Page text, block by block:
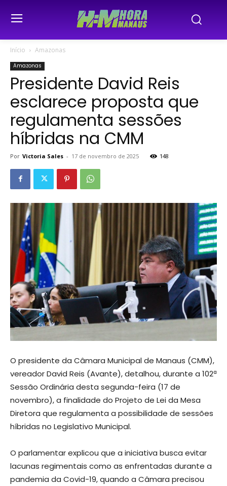
Início Amazonas
Amazonas
Presidente David Reis
esclarece proposta que
regulamenta sessões
híbridas na CMM
Por Victoria Sales - 17 de novembro de 2025 148
O presidente da Câmara Municipal de Manaus (CMM),
vereador David Reis (Avante), detalhou, durante a 102ª
Sessão Ordinária desta segunda-feira (17 de
novembro), a finalidade do Projeto de Lei da Mesa
Diretora que regulamenta a possibilidade de sessões
híbridas no Legislativo Municipal.
O parlamentar explicou que a iniciativa busca evitar
lacunas regimentais como as enfrentadas durante a
pandemia da Covid-19, quando a Câmara precisou